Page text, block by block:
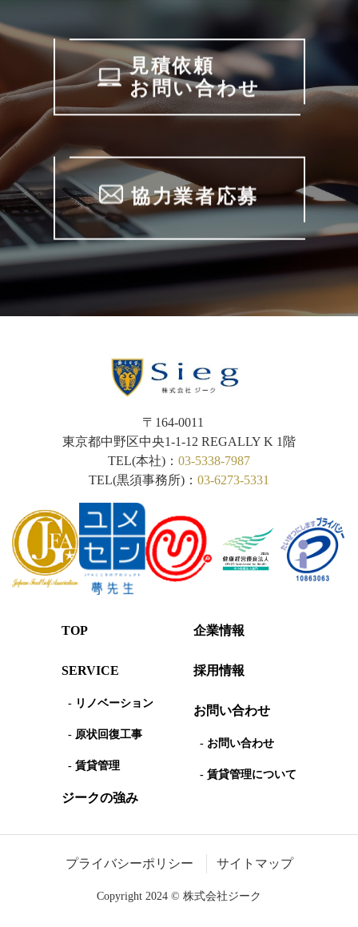
見積依頼
お問い合わせ
協力業者応募
〒164-0011
東京都中野区中央1-1-12 REGALLY K 1階
TEL(本社)： 03-5338-7987
TEL(黒須事務所)： 03-6273-5331
TOP
SERVICE
- リノベーション
- 原状回復工事
- 賃貸管理
ジークの強み
企業情報
採用情報
お問い合わせ
- お問い合わせ
- 賃貸管理について
プライバシーポリシー サイトマップ
Copyright 2024 © 株式会社ジーク